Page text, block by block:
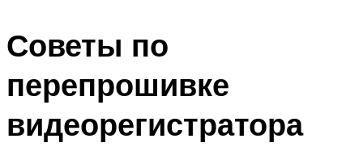
Советы по
перепрошивке
видеорегистратора